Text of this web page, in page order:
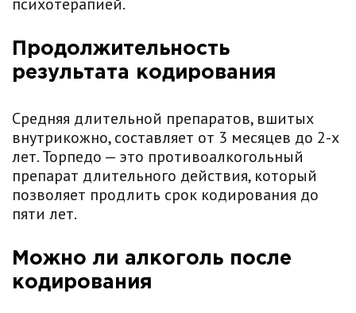
Продолжительность
результата кодирования
Средняя длительной препаратов, вшитых
внутрикожно, составляет от 3 месяцев до 2-х
лет. Торпедо — это противоалкогольный
препарат длительного действия, который
позволяет продлить срок кодирования до
пяти лет.
Можно ли алкоголь после
кодирования